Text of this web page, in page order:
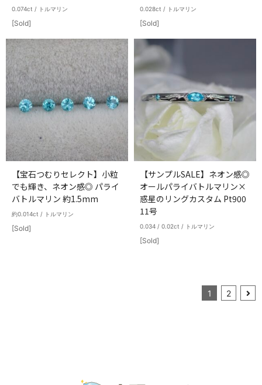
0.074ct / トルマリン
[Sold]
0.028ct / トルマリン
[Sold]
【宝石つむりセレクト】小粒
でも輝き、ネオン感◎ パライ
バトルマリン 約1.5mm
約0.014ct / トルマリン
[Sold]
【サンプルSALE】ネオン感◎
オールパライバトルマリン×
惑星のリングカスタム Pt900
11号
0.034 / 0.02ct / トルマリン
[Sold]
1 2